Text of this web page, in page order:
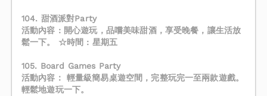
104. 甜酒派對Party
活動內容 : 開心遊玩，品嚐美味甜酒，享受晚餐，讓生活放
鬆一下。 ☆時間 : 星期五
105. Board Games Party
活動內容： 輕量級簡易桌遊空間，完整玩完一至兩款遊戲。
輕鬆地遊玩一下。